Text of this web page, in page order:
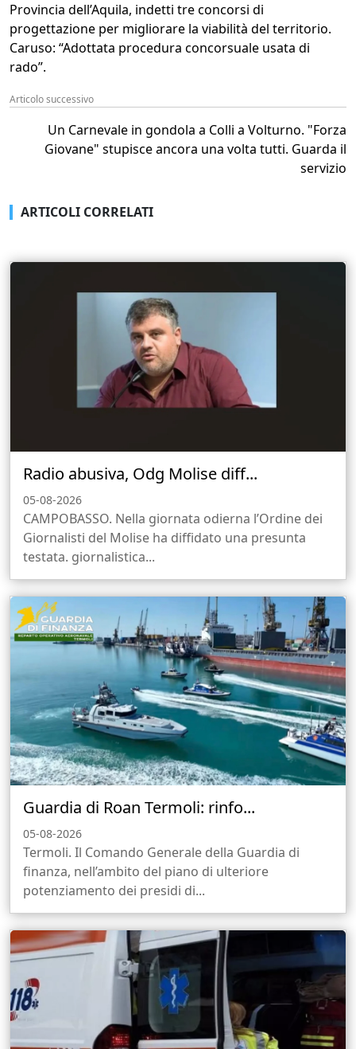
Provincia dell’Aquila, indetti tre concorsi di
progettazione per migliorare la viabilità del territorio.
Caruso: “Adottata procedura concorsuale usata di
rado”.
Articolo successivo
Un Carnevale in gondola a Colli a Volturno. "Forza
Giovane" stupisce ancora una volta tutti. Guarda il
servizio
ARTICOLI CORRELATI
Radio abusiva, Odg Molise diff...
05-08-2026
CAMPOBASSO. Nella giornata odierna l’Ordine dei
Giornalisti del Molise ha diffidato una presunta
testata. giornalistica...
Guardia di Roan Termoli: rinfo...
05-08-2026
Termoli. Il Comando Generale della Guardia di
finanza, nell’ambito del piano di ulteriore
potenziamento dei presidi di...